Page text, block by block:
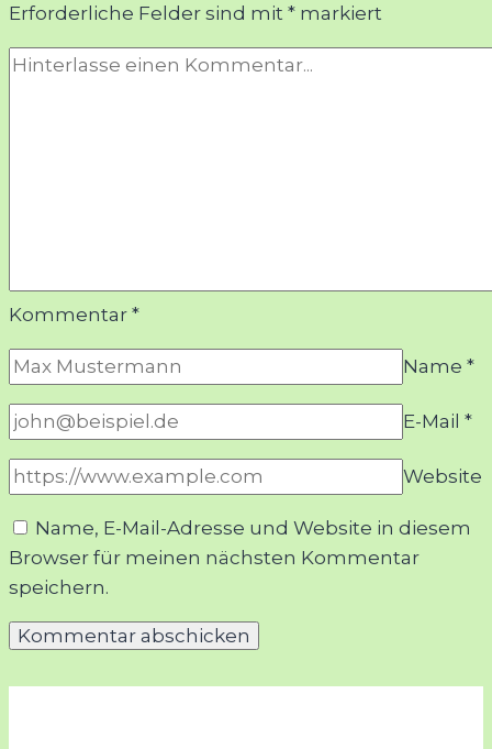
Erforderliche Felder sind mit * markiert
Kommentar *
Name *
E-Mail *
Website
Name, E-Mail-Adresse und Website in diesem
Browser für meinen nächsten Kommentar
speichern.